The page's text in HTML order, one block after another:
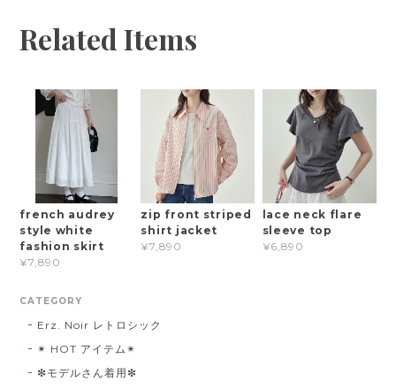
Related Items
french audrey
style white
fashion skirt
¥7,890
zip front striped
shirt jacket
¥7,890
lace neck flare
sleeve top
¥6,890
CATEGORY
Erz. Noir レトロシック
✴︎ HOT アイテム✴︎
❇︎モデルさん着用❇︎